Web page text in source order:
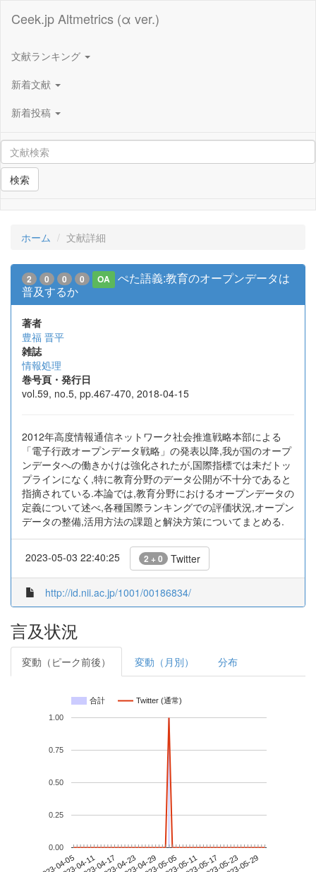
Ceek.jp Altmetrics (α ver.)
文献ランキング
新着文献
新着投稿
検索
ホーム 文献詳細
2 0 0 0 OA
ぺた語義:教育のオープンデータは
普及するか
著者
豊福 晋平
雑誌
情報処理
巻号頁・発行日
vol.59, no.5, pp.467-470, 2018-04-15
2012年高度情報通信ネットワーク社会推進戦略本部による
「電子行政オープンデータ戦略」の発表以降,我が国のオープ
ンデータへの働きかけは強化されたが,国際指標では未だトッ
プラインになく,特に教育分野のデータ公開が不十分であると
指摘されている.本論では,教育分野におけるオープンデータの
定義について述べ,各種国際ランキングでの評価状況,オープン
データの整備,活用方法の課題と解決方策についてまとめる.
2023-05-03 22:40:25 2 + 0 Twitter
http://id.nii.ac.jp/1001/00186834/
言及状況
変動（ピーク前後） 変動（月別） 分布
合計 Twitter (通常)
0.00
0.25
0.50
0.75
1.00